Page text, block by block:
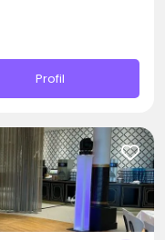
Profil